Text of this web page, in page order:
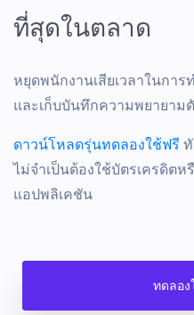
ที่สุดในตลาด
หยุดพนักงานเสียเวลาในกา
และเก็บบันทึกความพยายาม
ดาวน์โหลดรุ่นทดลองใช้ฟรี
ไม่จําเป็นต้องใช้บัตรเครดิตห
แอปพลิเคชัน
ทดลอง